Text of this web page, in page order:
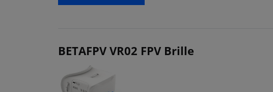
BETAFPV VR02 FPV Brille